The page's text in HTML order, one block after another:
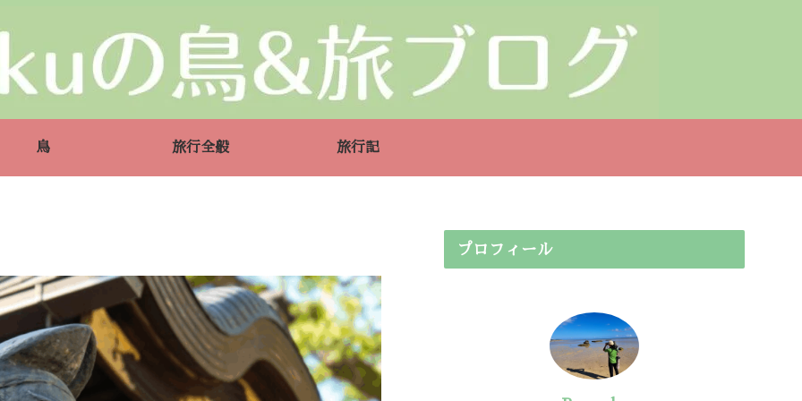
鳥 旅行全般 旅行記
プロフィール